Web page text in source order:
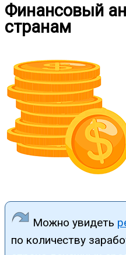
Финансовый
странам
Можно увидеть
по количеству